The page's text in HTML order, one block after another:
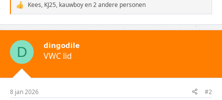
W
a
a
r
d
e
i
n
e
n
Kees, KJ25, kauwboyen 2 andere personen
D dingodile
VWC lid
8 jan 2026 #2